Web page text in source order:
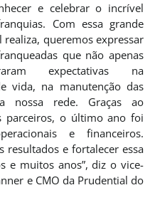
e celebrar o incrível
Com essa grande
queremos expressar
que não apenas
expectativas na
vida, na manutenção das
nossa rede. Graças ao
parceiros, o último ano foi
e financeiros.
resultados e fortalecer essa
e muitos anos”, diz o vice-
e CMO da Prudential do